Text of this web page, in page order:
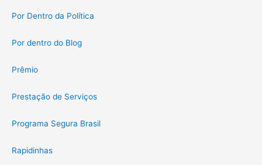
Por Dentro da Política
Por dentro do Blog
Prêmio
Prestação de Serviços
Programa Segura Brasil
Rapidinhas